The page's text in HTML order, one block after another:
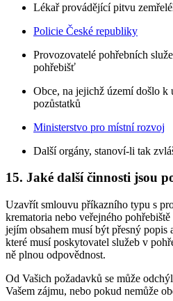
Lékař provádějící pitvu
Policie České republiky
Provozovatelé pohřebních
pohřebišť
Obce, na jejichž území došlo
pozůstatků
Ministerstvo pro místní rozvoj
Další orgány, stanoví-li tak
15. Jaké další činnosti jsou
Uzavřít smlouvu příkazního typu s
krematoria nebo veřejného
jejím obsahem musí být přesný popis
které musí poskytovatel služeb v
ně plnou odpovědnost.
Od Vašich požadavků se může
Vašem zájmu, nebo pokud nemůže